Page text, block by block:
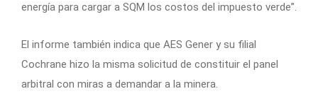
energía para cargar a SQM los costos del impuesto verde”.
El informe también indica que AES Gener y su filial
Cochrane hizo la misma solicitud de constituir el panel
arbitral con miras a demandar a la minera.